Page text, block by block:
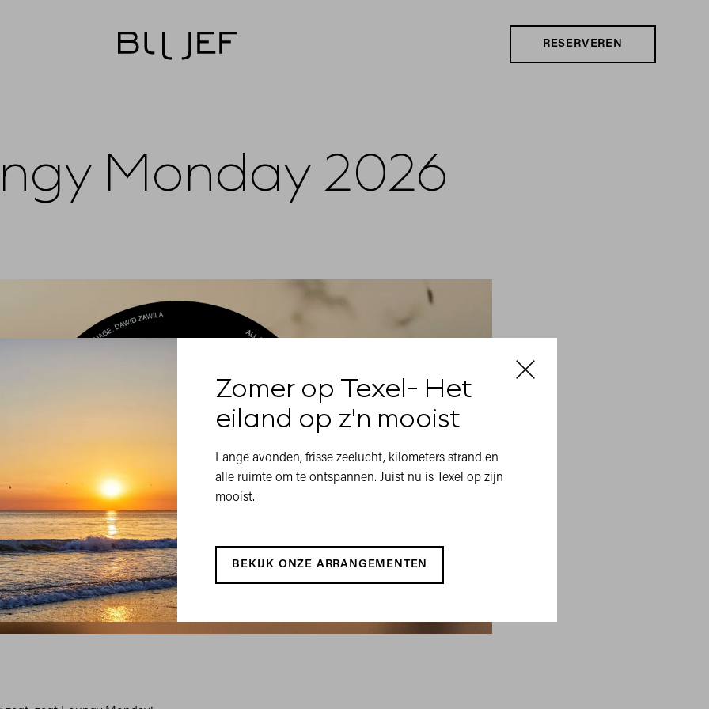
RESERVEREN
Zomer op Texel- Het
eiland op z'n mooist
Lange avonden, frisse zeelucht, kilometers strand en
alle ruimte om te ontspannen. Juist nu is Texel op zijn
mooist.
BEKIJK ONZE ARRANGEMENTEN
Monday 2026